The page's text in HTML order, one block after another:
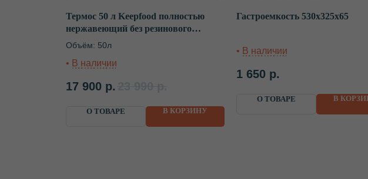
Термос 50 л Keepfood полностью
нержавеющий без резинового
основания с краном
Объём: 50л
17 900 р.
О ТОВАРЕ В КОРЗИНУ
Гастроемкость 530х325х65
1 650 р.
О ТОВАРЕ В